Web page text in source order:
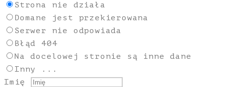
Strona nie działa
Domane jest przekierowana
Serwer nie odpowiada
Błąd 404
Na docelowej stronie są inne dane
Inny ...
Imię